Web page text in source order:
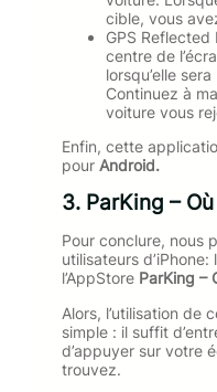
cible, vous
GPS Reflected
centre de
lorsqu’elle
Continuez à
voiture vous
Enfin, cette
pour Android.
3. ParKing –
Pour conclure, nous
utilisateurs
l’AppStore ParKing –
Alors, l’utilisation de
simple : il suffit
d’appuyer sur votre
trouvez.